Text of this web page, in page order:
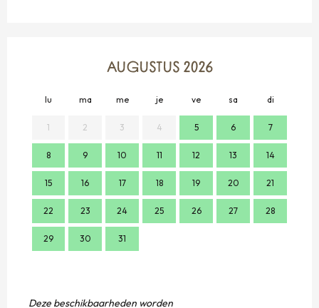
AUGUSTUS 2026
lu ma me je ve sa di
1 2 3 4 5 6 7
8 9 10 11 12 13 14
15 16 17 18 19 20 21
22 23 24 25 26 27 28
29 30 31
Deze beschikbaarheden worden